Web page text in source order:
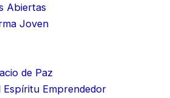
Abiertas
Joven
de Paz
Espíritu Emprendedor